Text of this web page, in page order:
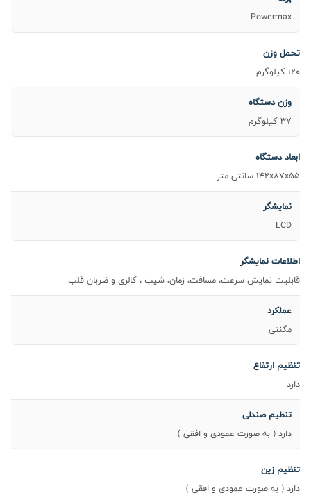
Powermax
تحمل وزن
120 کیلوگرم
وزن دستگاه
37 کیلوگرم
ابعاد دستگاه
142x87x55 سانتی متر
نمایشگر
LCD
اطلاعات نمایشگر
قابلیت نمایش سرعت، مسافت، زمان، شیب ، کالری و ضربان قلب
عملکرد
مگنتی
تنظیم ارتفاع
دارد
تنظیم صندلی
دارد ( به صورت عمودی و افقی )
تنظیم زین
دارد ( به صورت عمودی و افقی )